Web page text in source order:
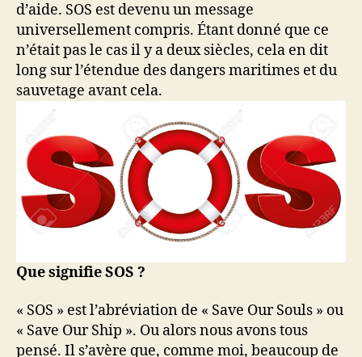
d’aide. SOS est devenu un message
universellement compris. Étant donné que ce
n’était pas le cas il y a deux siècles, cela en dit
long sur l’étendue des dangers maritimes et du
sauvetage avant cela.
Que signifie SOS ?
« SOS » est l’abréviation de « Save Our Souls » ou
« Save Our Ship ». Ou alors nous avons tous
pensé. Il s’avère que, comme moi, beaucoup de